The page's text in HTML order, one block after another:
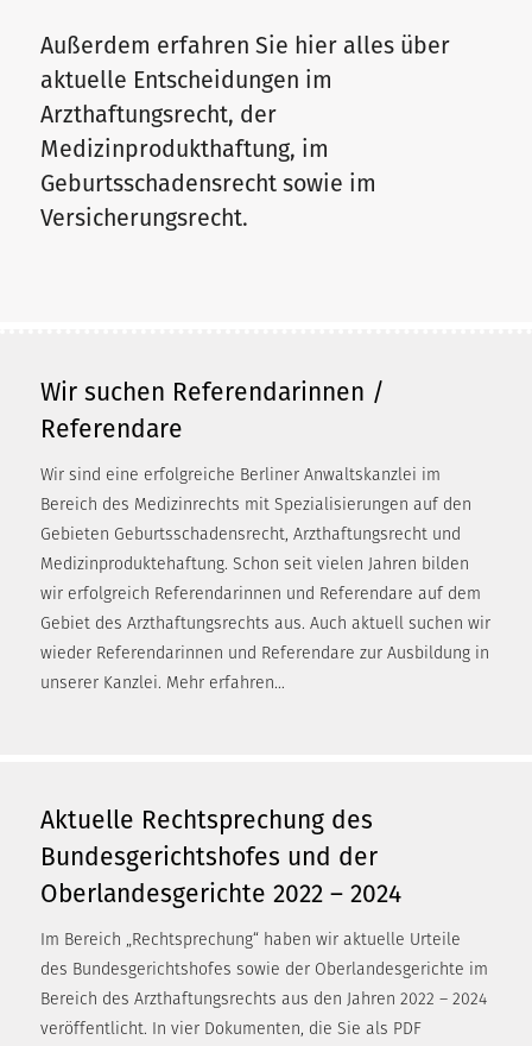
Außerdem erfahren Sie hier alles über
aktuelle Entscheidungen im
Arzthaftungsrecht, der
Medizinprodukthaftung, im
Geburtsschadensrecht sowie im
Versicherungsrecht.
Wir suchen Referendarinnen /
Referendare
Wir sind eine erfolgreiche Berliner Anwaltskanzlei im
Bereich des Medizinrechts mit Spezialisierungen auf den
Gebieten Geburtsschadensrecht, Arzthaftungsrecht und
Medizinproduktehaftung. Schon seit vielen Jahren bilden
wir erfolgreich Referendarinnen und Referendare auf dem
Gebiet des Arzthaftungsrechts aus. Auch aktuell suchen wir
wieder Referendarinnen und Referendare zur Ausbildung in
unserer Kanzlei. Mehr erfahren…
Aktuelle Rechtsprechung des
Bundesgerichtshofes und der
Oberlandesgerichte 2022 – 2024
Im Bereich „Rechtsprechung“ haben wir aktuelle Urteile
des Bundesgerichtshofes sowie der Oberlandesgerichte im
Bereich des Arzthaftungsrechts aus den Jahren 2022 – 2024
veröffentlicht. In vier Dokumenten, die Sie als PDF